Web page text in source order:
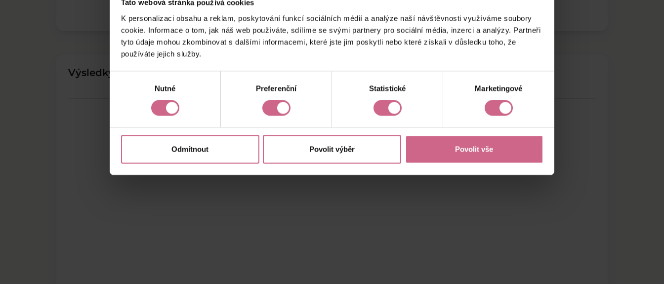
Tato webová stránka používá cookies
K personalizaci obsahu a reklam, poskytování funkcí sociálních médií a analýze naší návštěvnosti využíváme soubory
cookie. Informace o tom, jak náš web používáte, sdílíme se svými partnery pro sociální média, inzerci a analýzy. Partneři
tyto údaje mohou zkombinovat s dalšími informacemi, které jste jim poskytli nebo které získali v důsledku toho, že
používáte jejich služby.
Výběr
Nutné Preferenční Statistické Marketingové
Odmítnout Povolit výběr Povolit vše
Výsledky těžby
18 118,00 Kč